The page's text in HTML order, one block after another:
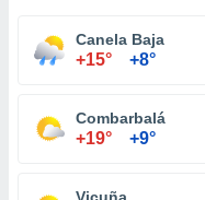
Canela Baja
+15° +8°
Combarbalá
+19° +9°